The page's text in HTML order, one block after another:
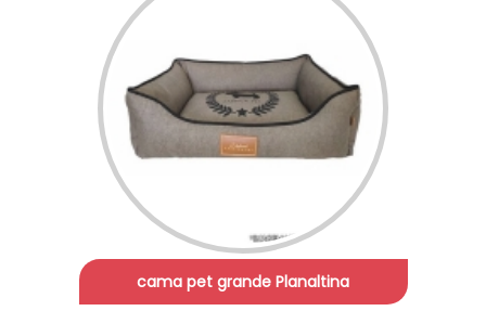
cama pet grande Planaltina